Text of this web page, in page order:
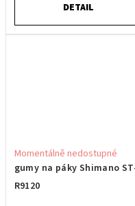
DETAIL
gumy na páky Shimano
R9120
Momentálně nedostupné